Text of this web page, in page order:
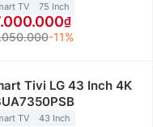
TV 75 Inch
-11%
Tivi LG 43 Inch 4K
TV 43 Inch